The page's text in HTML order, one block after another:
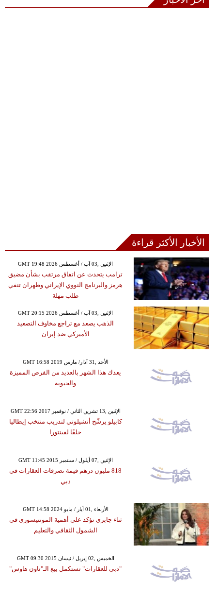
الأخبار الأكثر قراءة
GMT 19:48 2026 الإثنين ,03 آب / أغسطس
ترامب يتحدث عن اتفاق مرتقب بشأن مضيق
هرمز والبرنامج النووي الإيراني وطهران تنفي
طلب مهلة
GMT 20:15 2026 الإثنين ,03 آب / أغسطس
الذهب يصعد مع تراجع مخاوف التصعيد
الأميركي ضد إيران
GMT 16:58 2019 الأحد ,31 آذار/ مارس
يعدك هذا الشهر بالعديد من الفرص المميزة
والحيوية
GMT 22:56 2017 الإثنين ,13 تشرين الثاني / نوفمبر
كابيلو يرشّح أنشيلوتي لتدريب منتخب إيطاليا
خلفًا لفينتورا
GMT 11:45 2015 الإثنين ,07 أيلول / سبتمبر
818 مليون درهم قيمة تصرفات العقارات في
دبي
GMT 14:58 2024 الأربعاء ,01 أيار / مايو
ثناء جابري تؤكد على أهمية المونتيسوري في
الشمول الثقافي والتعليم
GMT 09:30 2015 الخميس ,02 إبريل / نيسان
"دبي للعقارات" تستكمل بيع الـ"تاون هاوس"